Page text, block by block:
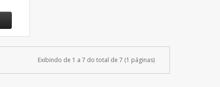
Exibindo de 1 a 7 do total de 7 (1 páginas)